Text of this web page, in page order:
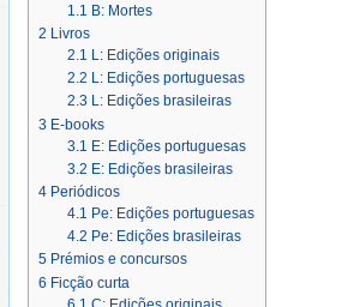
1.1 B: Mortes
2 Livros
2.1 L: Edições originais
2.2 L: Edições portuguesas
2.3 L: Edições brasileiras
3 E-books
3.1 E: Edições portuguesas
3.2 E: Edições brasileiras
4 Periódicos
4.1 Pe: Edições portuguesas
4.2 Pe: Edições brasileiras
5 Prémios e concursos
6 Ficção curta